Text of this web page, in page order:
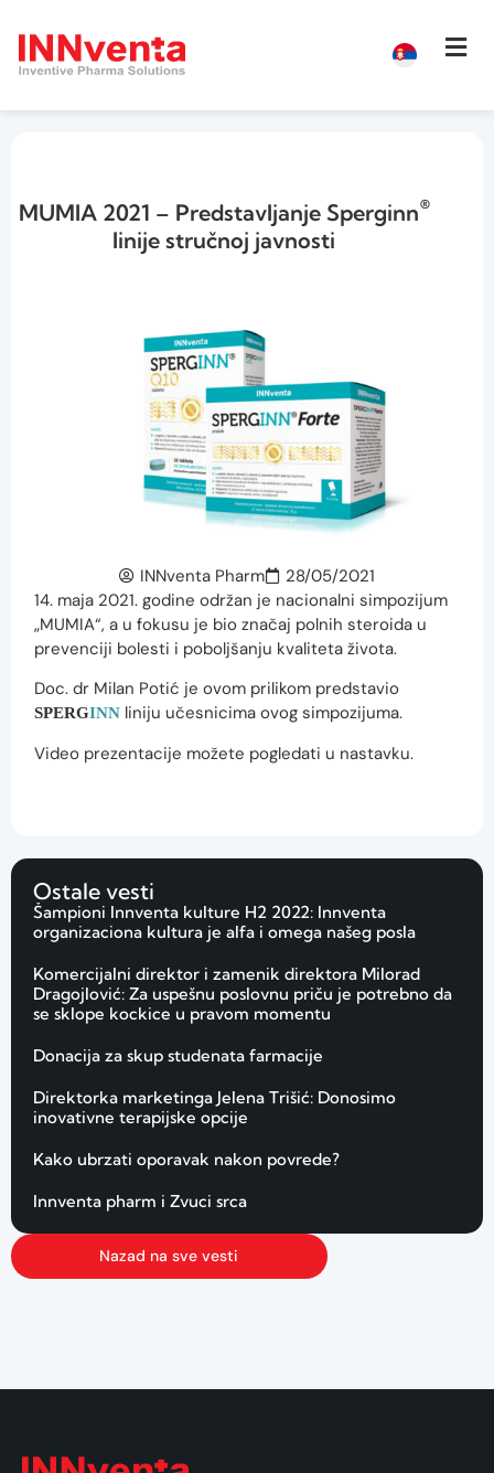
MUMIA 2021 – Predstavljanje Sperginn®
linije stručnoj javnosti
INNventa Pharm
28/05/2021
14. maja 2021. godine održan je nacionalni simpozijum
„MUMIA“, a u fokusu je bio značaj polnih steroida u
prevenciji bolesti i poboljšanju kvaliteta života.
Doc. dr Milan Potić je ovom prilikom predstavio
SPERGINN liniju učesnicima ovog simpozijuma.
Video prezentacije možete pogledati u nastavku.
Ostale vesti
Šampioni Innventa kulture H2 2022: Innventa
organizaciona kultura je alfa i omega našeg posla
Komercijalni direktor i zamenik direktora Milorad
Dragojlović: Za uspešnu poslovnu priču je potrebno da
se sklope kockice u pravom momentu
Donacija za skup studenata farmacije
Direktorka marketinga Jelena Trišić: Donosimo
inovativne terapijske opcije
Kako ubrzati oporavak nakon povrede?
Innventa pharm i Zvuci srca
Nazad na sve vesti